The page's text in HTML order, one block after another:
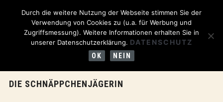
DIE SCHNÄPPCHENJÄGERIN
Durch die weitere Nutzung der Webseite stimmen Sie der
Verwendung von Cookies zu (u.a. für Werbung und
Zugriffsmessung). Weitere Informationen erhalten Sie in
unserer Datenschutzerklärung. DATENSCHUTZ
OK NEIN